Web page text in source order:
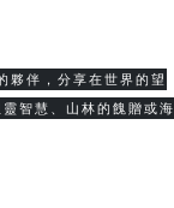
夥伴，分享在世界的望
智慧、山林的餽贈或海